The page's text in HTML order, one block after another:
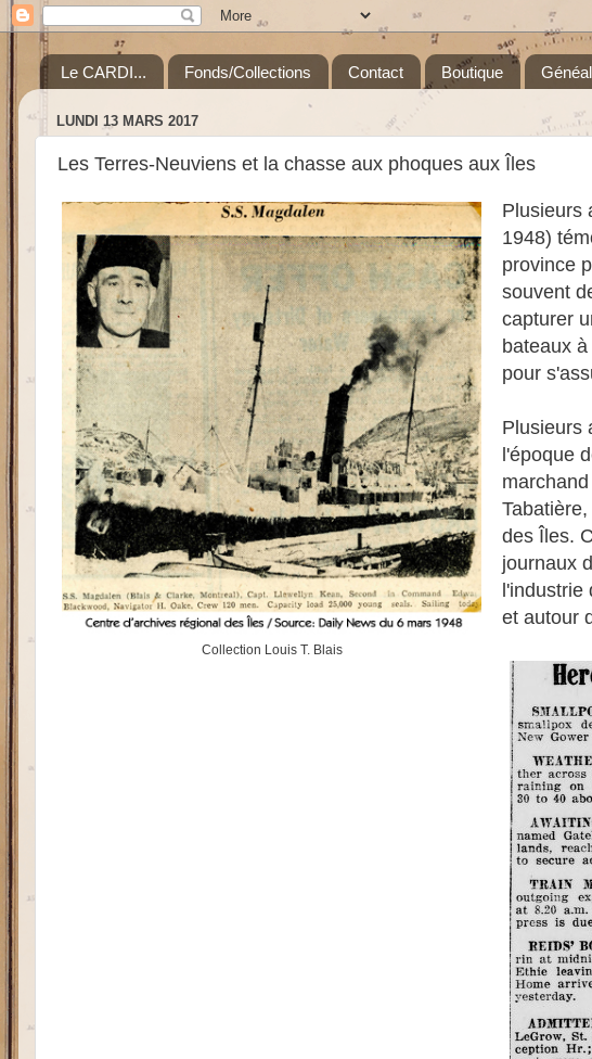
Le CARDI... Fonds/Collections Contact Boutique
LUNDI 13 MARS 2017
Les Terres-Neuviens et la chasse aux phoques aux Îles
Collection Louis T. Blais
Plusieurs
1948)
province
souvent
capturer
bateaux
pour
Plusieurs
l'époque
des Îles.
journaux
et autour